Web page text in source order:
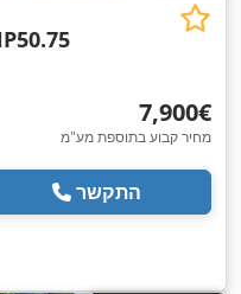
‏7,900 ‏€
מחיר קבוע בתוספת מע"מ
התקשר